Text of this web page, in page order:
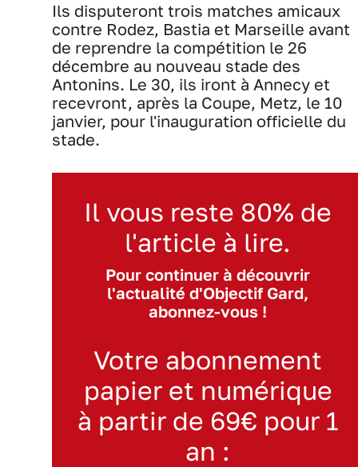
Ils disputeront trois matches amicaux
contre Rodez, Bastia et Marseille avant
de reprendre la compétition le 26
décembre au nouveau stade des
Antonins. Le 30, ils iront à Annecy et
recevront, après la Coupe, Metz, le 10
janvier, pour l'inauguration officielle du
stade.
Il vous reste 80% de
l'article à lire.
Pour continuer à découvrir
l'actualité d'Objectif Gard,
abonnez-vous !
Votre abonnement
papier et numérique
à partir de 69€ pour 1
an :